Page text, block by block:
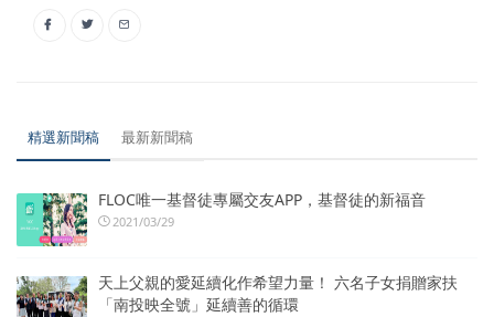
精選新聞稿 最新新聞稿
FLOC唯一基督徒專屬交友APP，基督徒的新福音
2021/03/29
天上父親的愛延續化作希望力量！ 六名子女捐贈家扶
「南投映全號」延續善的循環